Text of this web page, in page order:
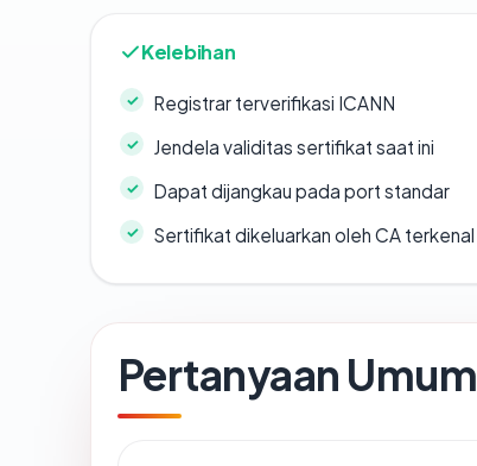
Kelebihan
Registrar terverifikasi ICANN
Jendela validitas sertifikat saat ini
Dapat dijangkau pada port standar
Sertifikat dikeluarkan oleh CA terkenal
Pertanyaan Umum